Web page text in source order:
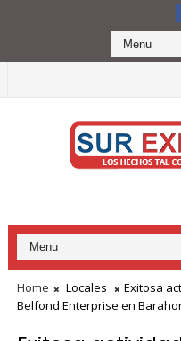
Home Locales
Exitosa
Belfond Enterprise en